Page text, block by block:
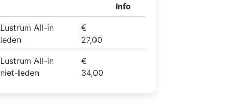
Info
Lustrum All-in
leden
€
27,00
Lustrum All-in
niet-leden
€
34,00